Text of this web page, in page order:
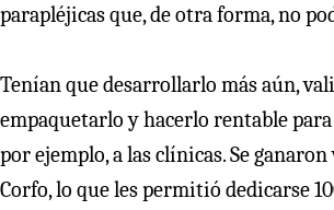
parapléjicas que, de otra forma, no
Tenían que desarrollarlo más aún,
empaquetarlo y hacerlo rentable
por ejemplo, a las clínicas. Se
Corfo, lo que les permitió dedicarse